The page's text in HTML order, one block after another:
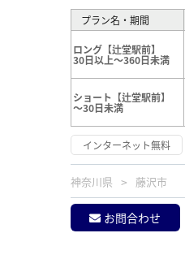
プラン名・期間
ロング【辻堂駅前】
30日以上～360日未満
ショート【辻堂駅前】
～30日未満
インターネット無料
神奈川県 藤沢市
お問合わせ